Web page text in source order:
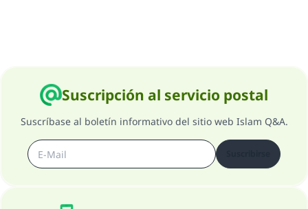
Suscripción al servicio postal
Suscríbase al boletín informativo del sitio web Islam Q&A.